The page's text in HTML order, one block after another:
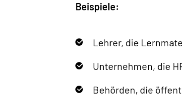
Beispiele:
Lehrer, die
Unternehmen, die
Behörden, die